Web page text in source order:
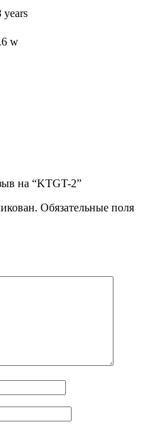
years
w
на “KTGT-2”
Обязательные поля